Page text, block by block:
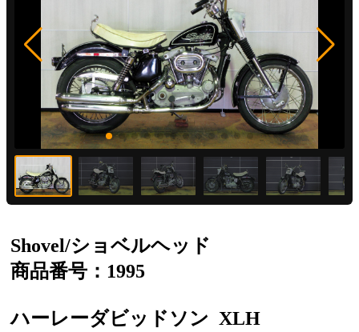
Shovel/ショベルヘッド
商品番号：1995
ハーレーダビッドソン XLH